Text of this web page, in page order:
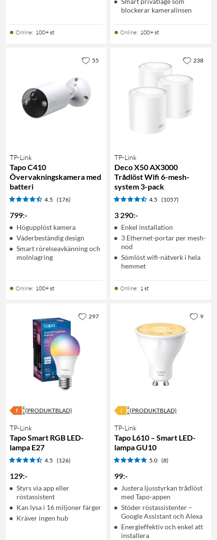
Online: 100+ st
blockerar kameralinsen
Online: 100+ st
TP-Link
Tapo C410
Övervakningskamera med
batteri
4.5 (176)
799:-
Högupplöst kamera
Väderbeständig design
Smart rörelseavkänning och
molnlagring
Online: 100+ st
55
TP-Link
Deco X50 AX3000
Trådlöst Wifi 6-mesh-
system 3-pack
4.5 (1057)
3 290:-
Enkel installation
3 Ethernet-portar per mesh-
nod
Sömlöst wifi-nätverk i hela
hemmet
Online: 1 st
238
(PRODUKTBLAD)
TP-Link
Tapo Smart RGB LED-
lampa E27
4.5 (126)
129:-
Styrs via app eller
röstassistent
Kan lysa i 16 miljoner färger
Kräver ingen hub
297
(PRODUKTBLAD)
TP-Link
Tapo L610 – Smart LED-
lampa GU10
5.0 (8)
99:-
Justera ljusstyrkan trådlöst
med Tapo-appen
Stöder röstassistenter –
Google Assistant och Alexa
Energieffektiv och enkel att
installera
9